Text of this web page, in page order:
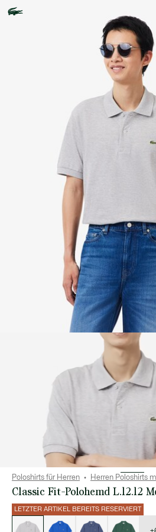
Poloshirts für Herren Herren Poloshirts
Classic Fit-Polohemd L.12.12
LETZTER ARTIKEL BEREITS RESERVIERT
der
Varianten